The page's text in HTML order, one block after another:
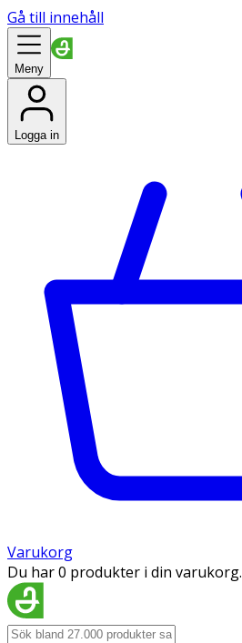
Gå till innehåll
Meny
Logga in
Varukorg
Du har 0 produkter i din varukorg.